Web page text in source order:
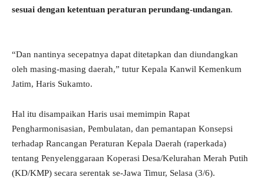
sesuai dengan ketentuan peraturan perundang-undangan.
“Dan nantinya secepatnya dapat ditetapkan dan diundangkan
oleh masing-masing daerah,” tutur Kepala Kanwil Kemenkum
Jatim, Haris Sukamto.
Hal itu disampaikan Haris usai memimpin Rapat
Pengharmonisasian, Pembulatan, dan pemantapan Konsepsi
terhadap Rancangan Peraturan Kepala Daerah (raperkada)
tentang Penyelenggaraan Koperasi Desa/Kelurahan Merah Putih
(KD/KMP) secara serentak se-Jawa Timur, Selasa (3/6).